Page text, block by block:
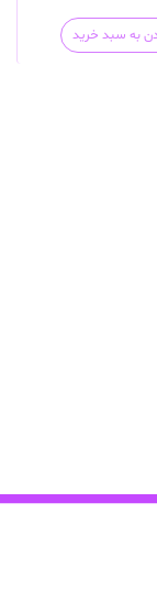
به سبد خرید